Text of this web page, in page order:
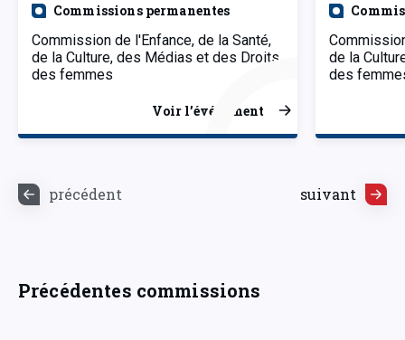
Commissions permanentes
Commission de l'Enfance, de la Santé,
de la Culture, des Médias et des Droits
des femmes
Voir l’événement
de la
des
précédent suivant
Précédentes commissions